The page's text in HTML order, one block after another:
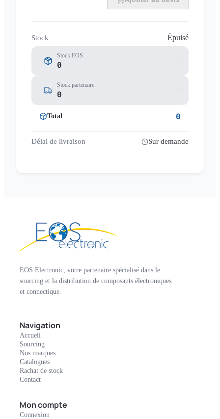
Stock Épuisé
Stock EOS
0
Stock partenaire
0
Total 0
Délai de livraison Sur demande
EOS Electronic, votre partenaire spécialisé dans le
sourcing et la distribution de composants électroniques
et connectique.
Navigation
Accueil
Sourcing
Nos marques
Catalogues
Rachat de stock
Contact
Mon compte
Connexion